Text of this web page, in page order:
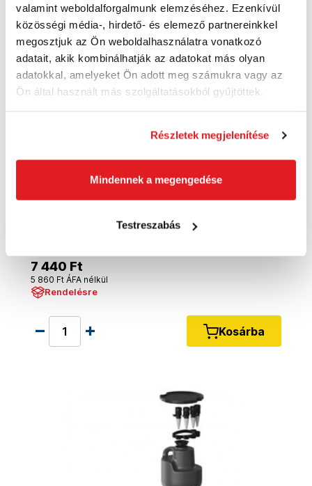
valamint weboldalforgalmunk elemzéséhez. Ezenkívül
közösségi média-, hirdető- és elemező partnereinkkel
megosztjuk az Ön weboldalhasználatra vonatkozó
adatait, akik kombinálhatják az adatokat más olyan
adatokkal, amelyeket Ön adott meg számukra vagy az
Ön által használt más szolgáltatásokból gyűjtöttek.
Részletek megjelenítése
Mindennek a megengedése
Testreszabás
FISKARS Öntöző- és párásító kanna |
7 440 Ft
5 860 Ft ÁFA nélkül
Rendelésre
Kosárba